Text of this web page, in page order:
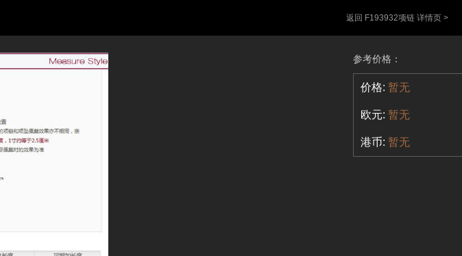
返回 F193932项链 详情页 >
参考价格：
价格: 暂无
欧元: 暂无
港币: 暂无